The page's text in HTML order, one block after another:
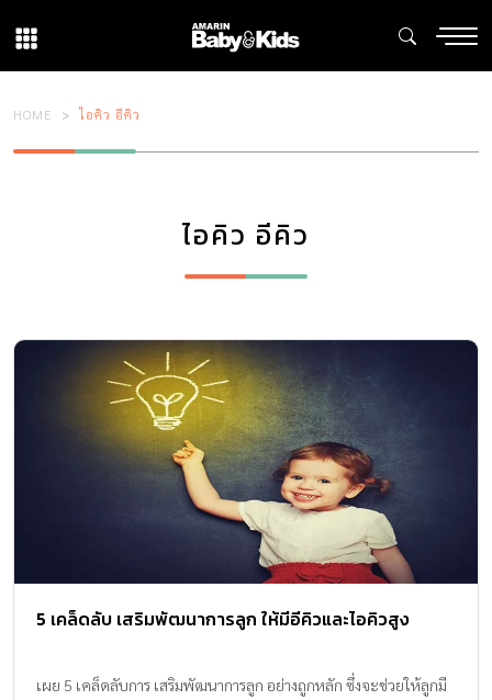
HOME ไอคิว อีคิว
ไอคิว อีคิว
5 เคล็ดลับ เสริมพัฒนาการลูก ให้มีอีคิวและไอคิวสูง
เผย 5 เคล็ดลับการ เสริมพัฒนาการลูก อย่างถูกหลัก ซึ่งจะช่วยให้ลูกมี